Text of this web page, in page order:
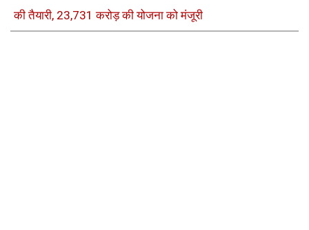
की तैयारी, 23,731 करोड़ की योजना को मंजूरी